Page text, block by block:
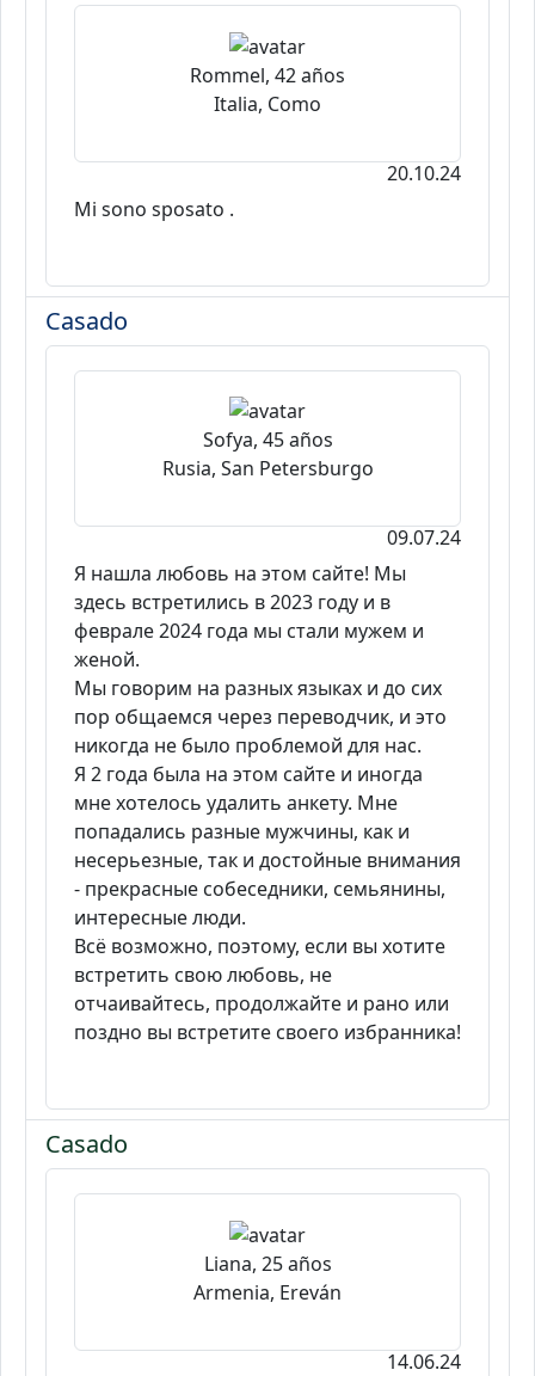
Rommel, 42 años
Italia, Como
20.10.24
Mi sono sposato .
Casado
Sofya, 45 años
Rusia, San Petersburgo
09.07.24
Я нашла любовь на этом сайте! Мы
здесь встретились в 2023 году и в
феврале 2024 года мы стали мужем и
женой.
Мы говорим на разных языках и до сих
пор общаемся через переводчик, и это
никогда не было проблемой для нас.
Я 2 года была на этом сайте и иногда
мне хотелось удалить анкету. Мне
попадались разные мужчины, как и
несерьезные, так и достойные внимания
- прекрасные собеседники, семьянины,
интересные люди.
Всё возможно, поэтому, если вы хотите
встретить свою любовь, не
отчаивайтесь, продолжайте и рано или
поздно вы встретите своего избранника!
Casado
Liana, 25 años
Armenia, Ereván
14.06.24